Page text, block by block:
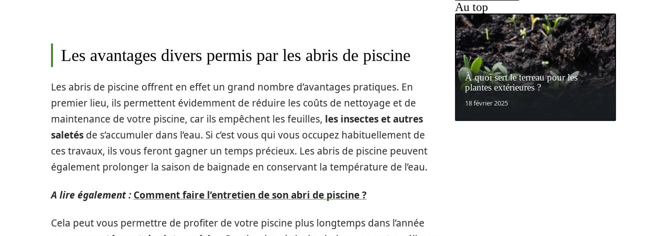
Les avantages divers permis par les abris de piscine
Les abris de piscine offrent en effet un grand nombre d’avantages pratiques. En
premier lieu, ils permettent évidemment de réduire les coûts de nettoyage et de
maintenance de votre piscine, car ils empêchent les feuilles, les insectes et autres
saletés de s’accumuler dans l’eau. Si c’est vous qui vous occupez habituellement de
ces travaux, ils vous feront gagner un temps précieux. Les abris de piscine peuvent
également prolonger la saison de baignade en conservant la température de l’eau.
A lire également : Comment faire l’entretien de son abri de piscine ?
Cela peut vous permettre de profiter de votre piscine plus longtemps dans l’année
Au top
À quoi sert le terreau pour les
plantes extérieures ?
18 février 2025